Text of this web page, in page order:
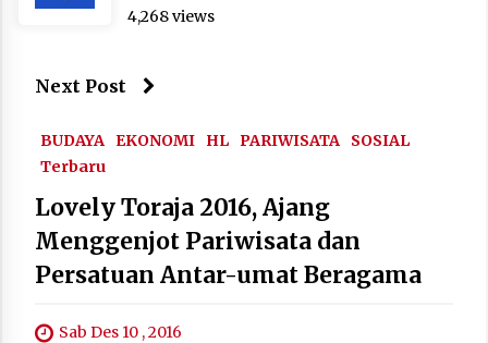
4,268 views
Next Post
BUDAYA EKONOMI HL PARIWISATA
SOSIAL
Terbaru
Lovely Toraja 2016, Ajang
Menggenjot Pariwisata dan
Persatuan Antar-umat Beragama
Sab Des 10 , 2016